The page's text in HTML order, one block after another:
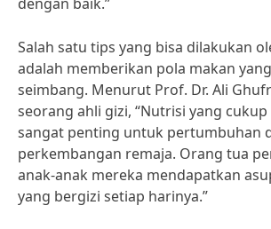
Salah satu tips yang bisa dilakukan
adalah memberikan pola makan
seimbang. Menurut Prof. Dr. Ali
seorang ahli gizi, “Nutrisi yang
sangat penting untuk pertumbuhan
perkembangan remaja. Orang tua
anak-anak mereka mendapatkan
yang bergizi setiap harinya.”